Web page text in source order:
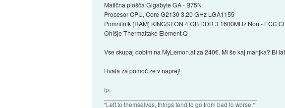
Matična plošča Gigabyte GA - B75N
Procesor CPU, Core G2130 3,20 GHz LGA1155
Pomnilnik (RAM) KINGSTON 4 GB DDR 3 1600MHz Non - ECC
Ohišje Thermaltake Element Q
Vse skupaj dobim na MyLemon.at za 240€. Mi še kaj manjka? Bi
Hvala za pomoč že v naprej!
lp,
"Left to themselves, things tend to go from bad to worse."